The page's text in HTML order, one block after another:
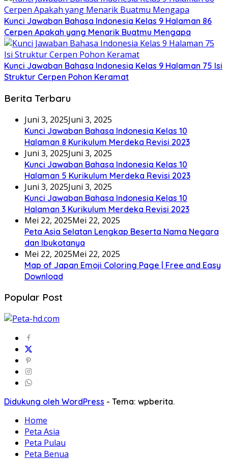
Kunci Jawaban Bahasa Indonesia Kelas 9 Halaman 86
Cerpen Apakah yang Menarik Buatmu Mengapa
Kunci Jawaban Bahasa Indonesia Kelas 9 Halaman 75 Isi
Struktur Cerpen Pohon Keramat
Berita Terbaru
Juni 3, 2025Juni 3, 2025
Kunci Jawaban Bahasa Indonesia Kelas 10
Halaman 8 Kurikulum Merdeka Revisi 2023
Juni 3, 2025Juni 3, 2025
Kunci Jawaban Bahasa Indonesia Kelas 10
Halaman 5 Kurikulum Merdeka Revisi 2023
Juni 3, 2025Juni 3, 2025
Kunci Jawaban Bahasa Indonesia Kelas 10
Halaman 3 Kurikulum Merdeka Revisi 2023
Mei 22, 2025Mei 22, 2025
Peta Asia Selatan Lengkap Beserta Nama Negara
dan Ibukotanya
Mei 22, 2025Mei 22, 2025
Map of Japan Emoji Coloring Page | Free and Easy
Download
Popular Post
Didukung oleh WordPress - Tema: wpberita.
Home
Peta Asia
Peta Pulau
Peta Benua